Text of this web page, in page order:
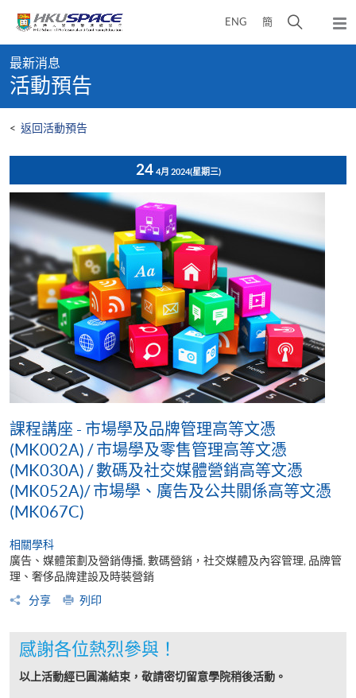
content
ENG 簡
開
彈
出
content
start
最新消息
活動預告
< 返回活動預告
24 4月 2024(星期三)
課程講座 - 市場學及品牌管理高等文憑
(MK002A) / 市場學及零售管理高等文憑
(MK030A) / 數碼及社交媒體營銷高等文憑
(MK052A)/ 市場學、廣告及公共關係高等文憑
(MK067C)
相關學科
廣告、媒體策劃及營銷傳播, 數碼營銷，社交媒體及內容管理, 品牌管
理、奢侈品牌建設及時裝營銷
分享
列印
感謝各位熱烈參與！
以上活動經已圓滿結束，敬請密切留意學院稍後活動。